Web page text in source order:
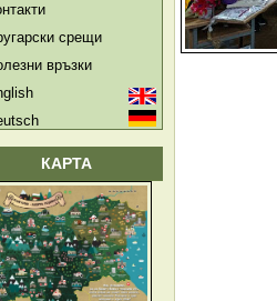
срещи
връзки
КАРТА